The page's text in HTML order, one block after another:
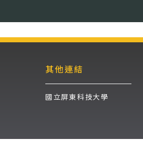
其他連結
國立屏東科技大學